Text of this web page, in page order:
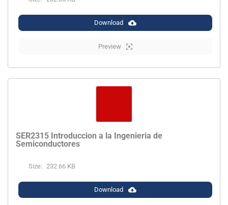
Download
Preview
SER2315 Introduccion a la Ingenieria de
Semiconductores
Size: 232.66 KB
Download